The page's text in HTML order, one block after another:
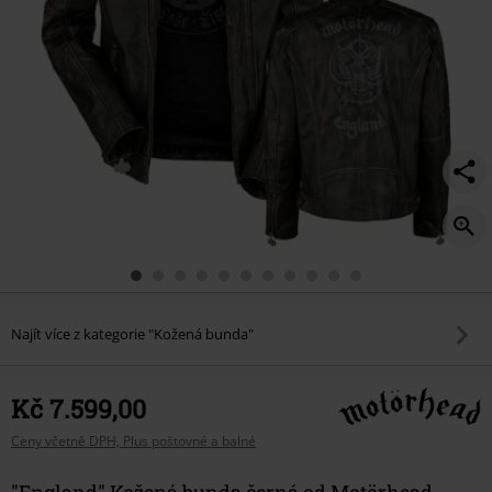
Najít více z kategorie "Kožená bunda"
Kč 7.599,00
Ceny včetně DPH, Plus poštovné a balné